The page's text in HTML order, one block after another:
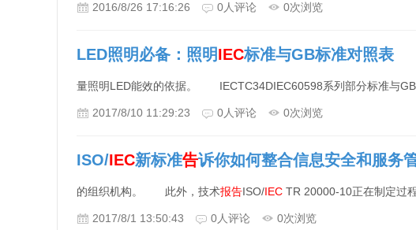
2016/8/26 17:16:26 0人评论 0次浏览
LED照明必备：照明IEC标准与GB标准对照表
量照明LED能效的依据。 IECTC34DIEC60598系列部分标准与
2017/8/10 11:29:23 0人评论 0次浏览
ISO/IEC新标准告诉你如何整合信息安全和服务
的组织机构。 此外，技术报告ISO/IEC TR 20000-10正在制定过
2017/8/1 13:50:43 0人评论 0次浏览